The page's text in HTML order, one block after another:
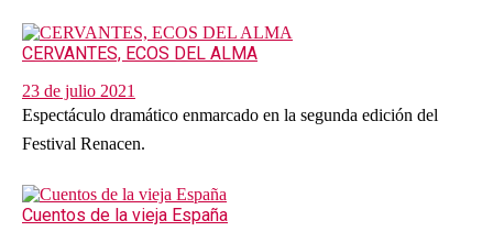
CERVANTES, ECOS DEL ALMA
23 de julio 2021
Espectáculo dramático enmarcado en la segunda edición del
Festival Renacen.
Cuentos de la vieja España